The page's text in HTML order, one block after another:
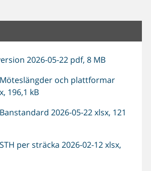
2026-05-22 pdf, 8 MB
Möteslängder och plattformar
196,1 kB
2026-05-22 xlsx, 121
per sträcka 2026-02-12 xlsx,